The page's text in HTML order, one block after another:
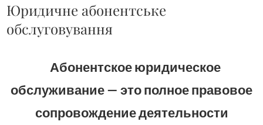
Юридичне абонентське
обслуговування
Абонентское юридическое
обслуживание — это полное правовое
сопровождение деятельности